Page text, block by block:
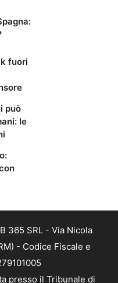
fuori
può
le
365 SRL - Via Nicola
- Codice Fiscale e
presso il Tribunale di